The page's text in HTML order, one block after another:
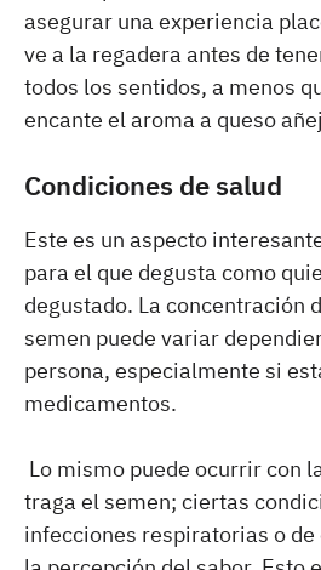
asegurar una experiencia
ve a la regadera antes de
todos los sentidos, a menos
encante el aroma a queso
Condiciones de salud
Este es un aspecto
para el que degusta como
degustado. La concentración
semen puede variar
persona, especialmente si
medicamentos.
Lo mismo puede ocurrir con
traga el semen; ciertas
infecciones respiratorias o